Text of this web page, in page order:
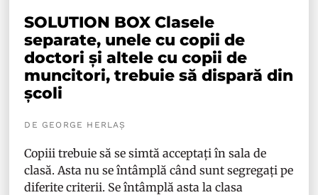
SOLUTION BOX Clasele
separate, unele cu copii de
doctori și altele cu copii de
muncitori, trebuie să dispară din
școli
DE GEORGE HERLAȘ
Copiii trebuie să se simtă acceptați în sala de
clasă. Asta nu se întâmplă când sunt segregați pe
diferite criterii. Se întâmplă asta la clasa